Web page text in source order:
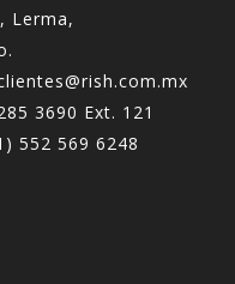
Lerma,
3690 Ext. 121
552 569 6248